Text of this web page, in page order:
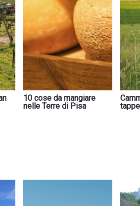
10 cose da mangiare
nelle Terre di Pisa